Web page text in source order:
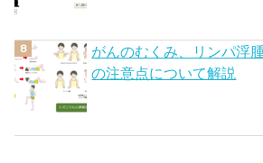
がんのむくみ、リンパ浮
の注意点について解説